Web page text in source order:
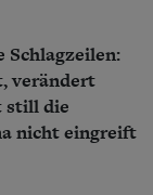
Schlagzeilen:
verändert
still die
nicht eingreift